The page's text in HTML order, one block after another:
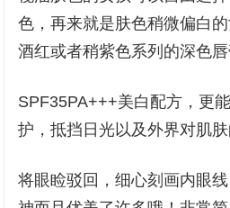
色，再来就是肤色稍微偏白
酒红或者稍紫色系列的深色唇
SPF35PA+++美白配方，更
护，抵挡日光以及外界对肌肤
将眼睑驳回，细心刻画内眼